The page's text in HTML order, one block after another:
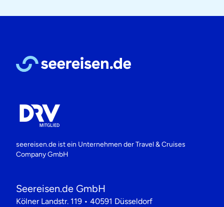
seereisen.de ist ein Unternehmen derTravel & Cruises
Company GmbH
Seereisen.de GmbH
Kölner Landstr. 119 • 40591 Düsseldorf